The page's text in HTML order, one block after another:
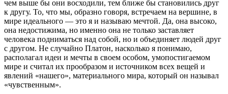
чем выше бы они восходили, тем ближе бы становились друг
к другу. То, что мы, образно говоря, встречаем на вершине, в
мире идеального — это я и называю мечтой. Да, она высоко,
она недостижима, но именно она не только заставляет
человека подниматься над собой, но и объединяет людей друг
с другом. Не случайно Платон, насколько я понимаю,
располагал идеи и мечты в своем особом, умопостигаемом
мире и считал их прообразом и источником всех вещей и
явлений «нашего», материального мира, который он называл
«чувственным».